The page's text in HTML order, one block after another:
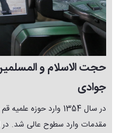
حجت الاسلام و
جوادی
در سال 1354 وارد حوزه
مقدمات وارد سطوح عالی شد. در